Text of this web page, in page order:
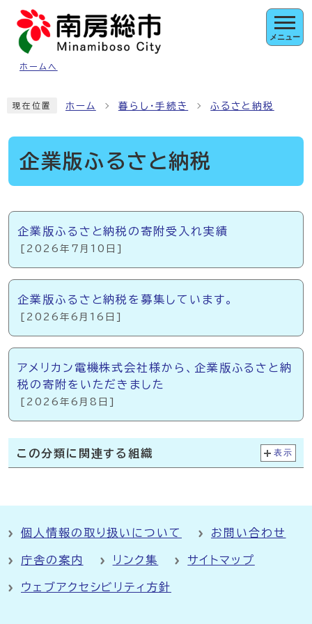
ページの先頭です
ホームへ
メニュー
現在位置 ホーム 暮らし・手続き ふるさと納税
企業版ふるさと納税
メインメニュー
企業版ふるさと納税の寄附受入れ実績
[2026年7月10日]
企業版ふるさと納税を募集しています。
[2026年6月16日]
アメリカン電機株式会社様から、企業版ふるさと納
税の寄附をいただきました
[2026年6月8日]
この分類に関連する組織 表示
個人情報の取り扱いについて お問い合わせ
庁舎の案内 リンク集 サイトマップ
ウェブアクセシビリティ方針